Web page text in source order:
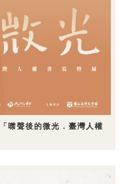
噤聲後的微光．臺灣人權